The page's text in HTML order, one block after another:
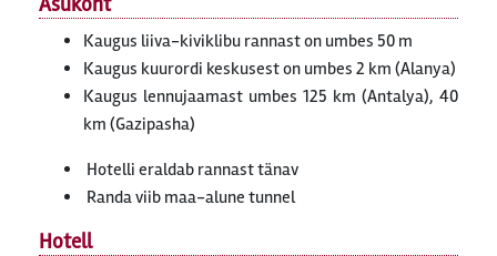
Kaugus liiva-kiviklibu rannast on umbes 50 m
Kaugus kuurordi keskusest on umbes 2 km (Alanya)
Kaugus lennujaamast umbes 125 km (Antalya), 40
km (Gazipasha)
Hotelli eraldab rannast tänav
Randa viib maa-alune tunnel
Hotell